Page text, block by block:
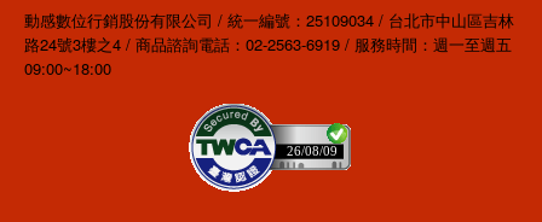
動感數位行銷股份有限公司 / 統一編號：25109034 / 台北市中山區吉林
路24號3樓之4 / 商品諮詢電話：02-2563-6919 / 服務時間：週一至週五
09:00~18:00
26/08/09